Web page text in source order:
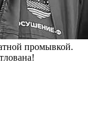
промывкой.